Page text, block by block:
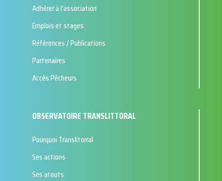
Adhérer à l’association
Emplois et stages
Références / Publications
Partenaires
Accès Pêcheurs
OBSERVATOIRE TRANSLITTORAL
Pourquoi Translitorral
Ses actions
Ses atouts